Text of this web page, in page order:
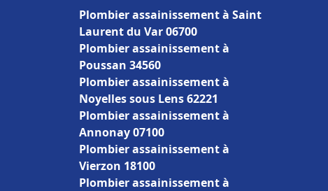
Plombier assainissement à Saint
Laurent du Var 06700
Plombier assainissement à
Poussan 34560
Plombier assainissement à
Noyelles sous Lens 62221
Plombier assainissement à
Annonay 07100
Plombier assainissement à
Vierzon 18100
Plombier assainissement à